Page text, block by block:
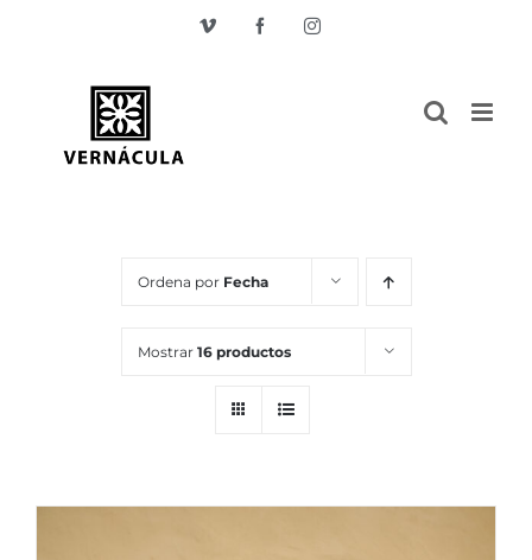
Vimeo FacebookInstagram
Ordena por Fecha
Mostrar 16 productos